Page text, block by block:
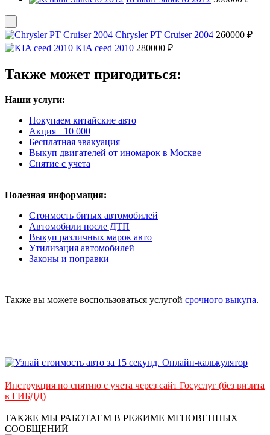
Chrysler PT Cruiser 2004 260000 ₽
KIA ceed 2010 280000 ₽
Также может пригодиться:
Наши услуги:
Покупаем китайские авто
Акция +10 000
Бесплатная эвакуация
Выкуп двигателей от иномарок в Москве
Снятие с учета
Полезная информация:
Стоимость битых автомобилей
Автомобили после ДТП
Выкуп различных марок авто
Утилизация автомобилей
Законы и поправки
Также вы можете воспользоваться услугой срочного выкупа.
Инструкция по снятию с учета через сайт Госуслуг (без визита
в ГИБДД)
ТАКЖЕ МЫ РАБОТАЕМ В РЕЖИМЕ МГНОВЕННЫХ
СООБЩЕНИЙ